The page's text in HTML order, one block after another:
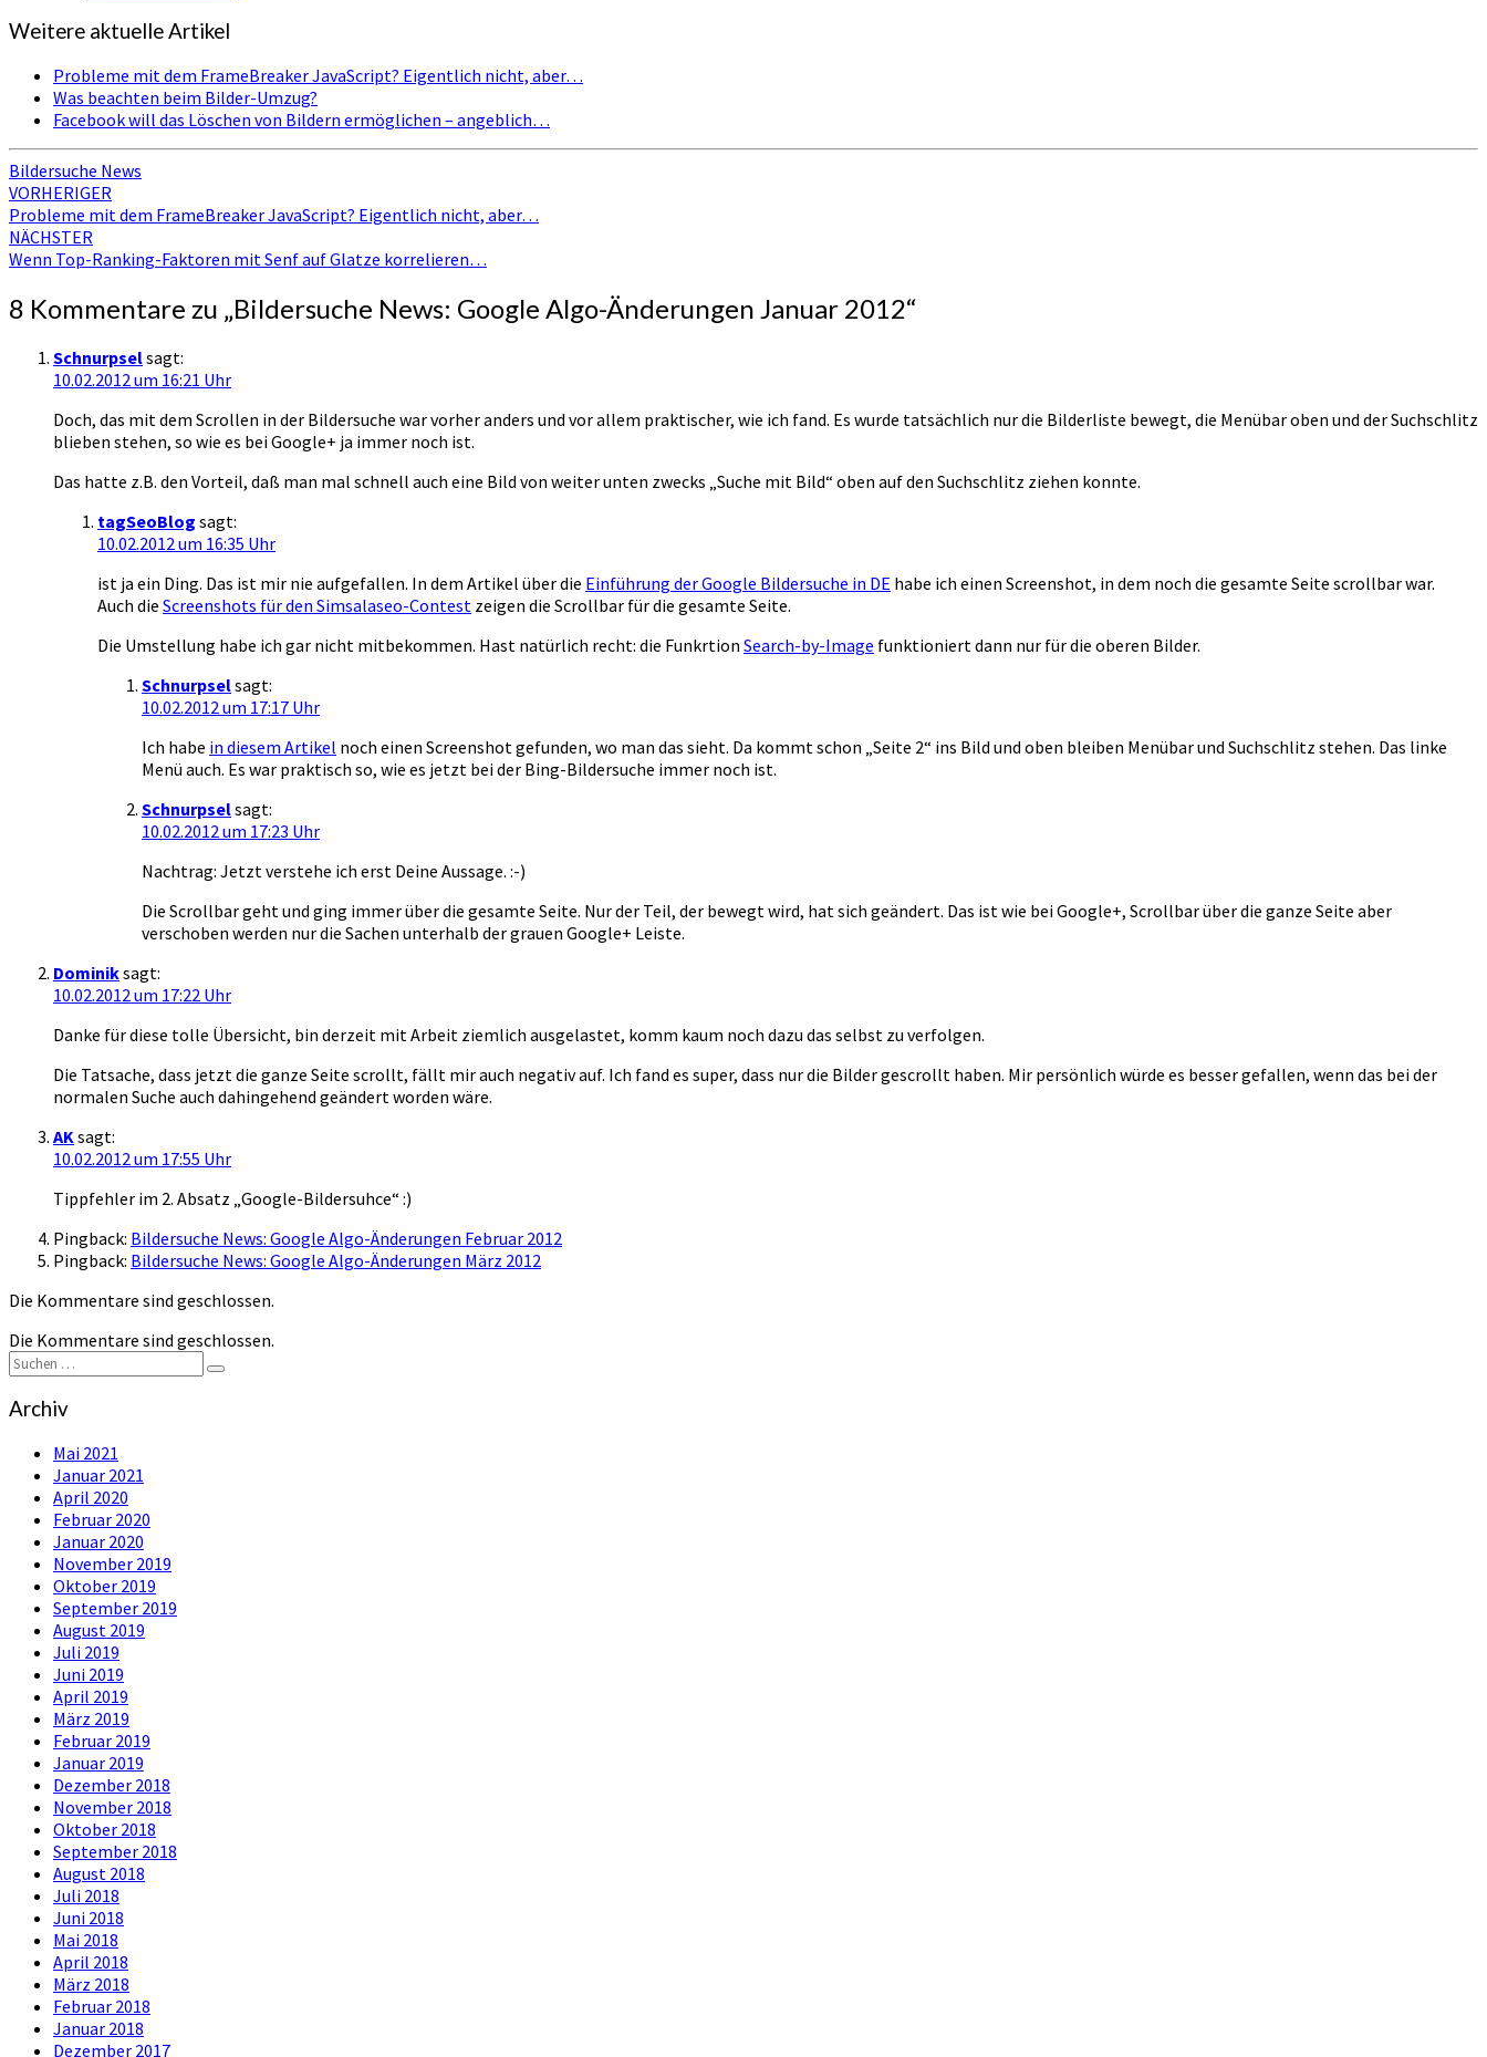
Weitere aktuelle Artikel
Probleme mit dem FrameBreaker JavaScript? Eigentlich nicht, aber…
Was beachten beim Bilder-Umzug?
Facebook will das Löschen von Bildern ermöglichen – angeblich…
Bildersuche News
Beitragsnavigation
VORHERIGER
Probleme mit dem FrameBreaker JavaScript? Eigentlich nicht, aber…
NÄCHSTER
Wenn Top-Ranking-Faktoren mit Senf auf Glatze korrelieren…
8 Kommentare zu „Bildersuche News: Google Algo-Änderungen Januar 2012“
Schnurpselsagt:
10.02.2012 um 16:21 Uhr
Doch, das mit dem Scrollen in der Bildersuche war vorher anders und vor allem praktischer, wie ich fand. Es wurde tatsächlich nur die Bilderliste bewegt, die Menübar oben und der Suchschlitz
blieben stehen, so wie es bei Google+ ja immer noch ist.
Das hatte z.B. den Vorteil, daß man mal schnell auch eine Bild von weiter unten zwecks „Suche mit Bild“ oben auf den Suchschlitz ziehen konnte.
tagSeoBlog sagt:
10.02.2012 um 16:35 Uhr
ist ja ein Ding. Das ist mir nie aufgefallen. In dem Artikel über die Einführung der Google Bildersuche in DE habe ich einen Screenshot, in dem noch die gesamte Seite scrollbar war.
Auch die Screenshots für den Simsalaseo-Contest zeigen die Scrollbar für die gesamte Seite.
Die Umstellung habe ich gar nicht mitbekommen. Hast natürlich recht: die Funkrtion Search-by-Image funktioniert dann nur für die oberen Bilder.
Schnurpselsagt:
10.02.2012 um 17:17 Uhr
Ich habe in diesem Artikel noch einen Screenshot gefunden, wo man das sieht. Da kommt schon „Seite 2“ ins Bild und oben bleiben Menübar und Suchschlitz stehen. Das linke
Menü auch. Es war praktisch so, wie es jetzt bei der Bing-Bildersuche immer noch ist.
Schnurpselsagt:
10.02.2012 um 17:23 Uhr
Nachtrag: Jetzt verstehe ich erst Deine Aussage. :-)
Die Scrollbar geht und ging immer über die gesamte Seite. Nur der Teil, der bewegt wird, hat sich geändert. Das ist wie bei Google+, Scrollbar über die ganze Seite aber
verschoben werden nur die Sachen unterhalb der grauen Google+ Leiste.
Dominiksagt:
10.02.2012 um 17:22 Uhr
Danke für diese tolle Übersicht, bin derzeit mit Arbeit ziemlich ausgelastet, komm kaum noch dazu das selbst zu verfolgen.
Die Tatsache, dass jetzt die ganze Seite scrollt, fällt mir auch negativ auf. Ich fand es super, dass nur die Bilder gescrollt haben. Mir persönlich würde es besser gefallen, wenn das bei der
normalen Suche auch dahingehend geändert worden wäre.
AK sagt:
10.02.2012 um 17:55 Uhr
Tippfehler im 2. Absatz „Google-Bildersuhce“ :)
Pingback: Bildersuche News: Google Algo-Änderungen Februar 2012
Pingback: Bildersuche News: Google Algo-Änderungen März 2012
Die Kommentare sind geschlossen.
Die Kommentare sind geschlossen.
Suchen
nach:
Suchen
Archiv
Mai 2021
Januar 2021
April 2020
Februar 2020
Januar 2020
November 2019
Oktober 2019
September 2019
August 2019
Juli 2019
Juni 2019
April 2019
März 2019
Februar 2019
Januar 2019
Dezember 2018
November 2018
Oktober 2018
September 2018
August 2018
Juli 2018
Juni 2018
Mai 2018
April 2018
März 2018
Februar 2018
Januar 2018
Dezember 2017